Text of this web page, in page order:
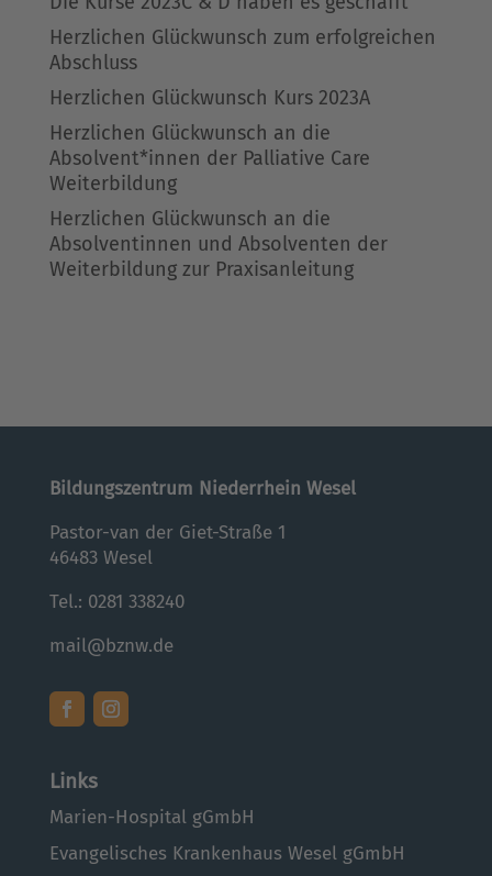
Herzlichen Glückwunsch zum erfolgreichen
Abschluss
Herzlichen Glückwunsch Kurs 2023A
Herzlichen Glückwunsch an die
Absolvent*innen der Palliative Care
Weiterbildung
Herzlichen Glückwunsch an die
Absolventinnen und Absolventen der
Weiterbildung zur Praxisanleitung
Bildungszentrum Niederrhein Wesel
Pastor-van der Giet-Straße 1
46483 Wesel
Tel.: 0281 338240
mail@bznw.de
Links
Marien-Hospital gGmbH
Evangelisches Krankenhaus Wesel gGmbH